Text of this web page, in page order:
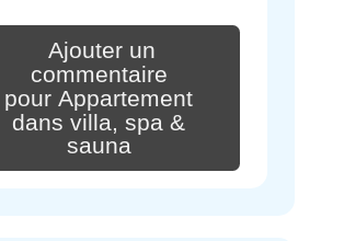
Ajouter un
commentaire
pour Appartement
dans villa, spa &
sauna